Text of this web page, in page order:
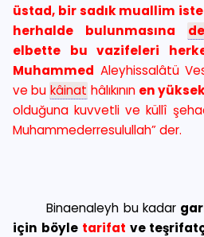
üstad, bir sadık muallim
herhalde bulunmasına
elbette bu vazifeleri
Muhammed Aleyhissalâtü
ve bu kâinat hâlıkının en
olduğuna kuvvetli ve küllî
Muhammederresulullah” der.
Binaenaleyh bu kadar
için böyle tarifat ve